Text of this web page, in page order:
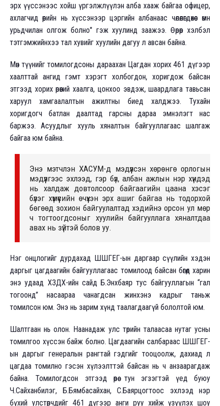
эрх үүссэнээс хойш үргэлжлүүлэн алба хааж байгаа офицер,
ахлагчид өөрийн нь хүссэнээр цэргийн албанаас чөлөөлөгдөхөөс өмнө
урьдчилан олгож болно" гэж хуулинд заажээ. Өөрөөр хэлбэл
тэтгэмжийнхээ тал хувийг хуулийн дагуу л авсан байна.
Мөн түүнийг томилогдсоны дараахан Цагдан хорих 461 дүгээр
хаалттай ангид гэмт хэрэгт холбогдон, хоригдож байсан
этгээд хорих өрөөний хаалга, цонхоо эвдэж, шаардлага тавьсан
харуул хамгаалалтын ажилтны биед халджээ. Тухайн
хоригдогч батлан даалтад гарсны дараа эмнэлэгт нас
баржээ. Асуудлыг хууль хяналтын байгууллагаас шалгаж
байгаа юм байна.
Энэ мэтчлэн ХАСУМ-д мэдүүлсэн хөрөнгө орлогын
мэдүүлгээс эхлээд, гэр бүл, албан ажлын нэр хүндэд
нь халдаж довтолсоор байгаагийн цаана хэсэг
бүлэг хүмүүсийн өчүүхэн эрх ашиг байгаа нь тодорхой
бөгөөд зохион байгуулалтад хэдийнэ орсон ул мөр
ч тогтоогдсоныг хуулийн байгууллага хяналтдаа
авах нь зүйтэй болов уу.
Нэг онцлогийг дурдахад ШШГЕГ-ын даргаар сүүлийн хэдэн
даргыг цагдаагийн байгууллагаас томилоод байсан бөгөөд харин
энэ удаад ХЗДХ-ийн сайд Б.Энхбаяр тус байгууллагын “гал
тогоонд” насаараа чанагдсан жинхэнэ кадрыг таньж
томилсон юм. Энэ нь зарим хүнд таалагдаагүй бололтой юм.
Шалтгаан нь олон. Наанадаж улс төрийн талаасаа нутаг усны
томилгоо хүссэн байж болно. Цагдаагийн салбараас ШШГЕГ-
ын даргыг генералын рангтай гэдгийг тооцоолж, дахиад л
цагдаа томилно гэсэн хүлээлттэй байсан нь ч анзаарагдаж
байна. Томилогдсон этгээд өөрөө тун эгзэгтэй үед буюу
Ч.Сайханбилэг, Б.Бямбасайхан, С.Баярцогтоос эхлээд нэр
бүхий улстөрчдийг 461 дүгээр анги руу хийж үзүүлэх шоу